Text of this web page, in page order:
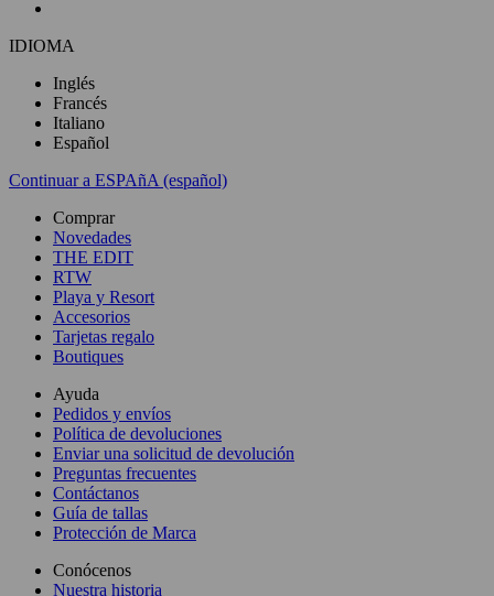
IDIOMA
Inglés
Francés
Italiano
Español
Continuar a ESPAñA (español)
Comprar
Novedades
THE EDIT
RTW
Playa y Resort
Accesorios
Tarjetas regalo
Boutiques
Ayuda
Pedidos y envíos
Política de devoluciones
Enviar una solicitud de devolución
Preguntas frecuentes
Contáctanos
Guía de tallas
Protección de Marca
Conócenos
Nuestra historia